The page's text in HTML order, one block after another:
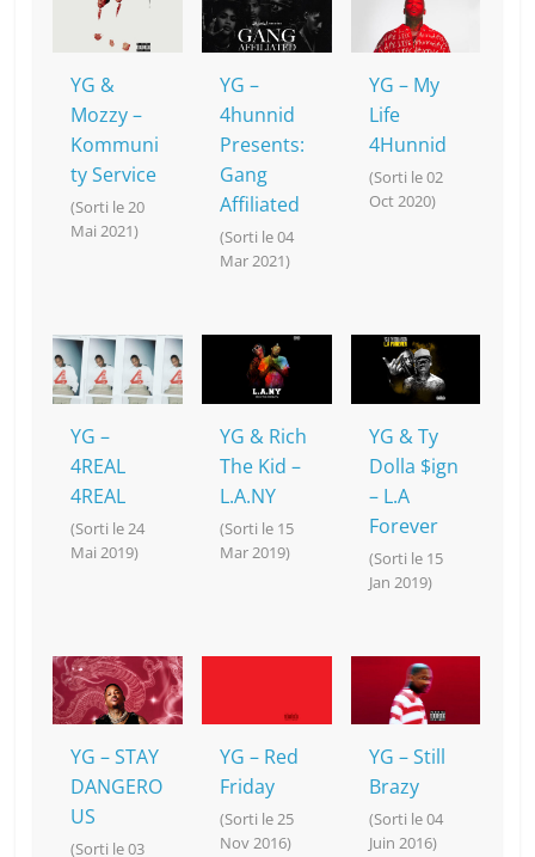
YG &
Mozzy –
Kommuni
ty Service
(Sorti le 20
Mai 2021)
YG –
4hunnid
Presents:
Gang
Affiliated
(Sorti le 04
Mar 2021)
YG – My
Life
4Hunnid
(Sorti le 02
Oct 2020)
YG –
4REAL
4REAL
(Sorti le 24
Mai 2019)
YG & Rich
The Kid –
L.A.NY
(Sorti le 15
Mar 2019)
YG & Ty
Dolla $ign
– L.A
Forever
(Sorti le 15
Jan 2019)
YG – STAY
DANGERO
US
(Sorti le 03
YG – Red
Friday
(Sorti le 25
Nov 2016)
YG – Still
Brazy
(Sorti le 04
Juin 2016)